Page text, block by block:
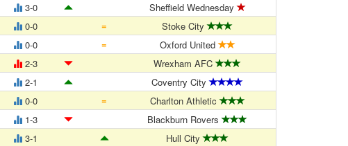
3-0
Sheffield Wednesday
0-0
=
Stoke City
0-0
=
Oxford United
2-3
Wrexham AFC
2-1
Coventry City
0-0
=
Charlton Athletic
1-3
Blackburn Rovers
3-1
Hull City